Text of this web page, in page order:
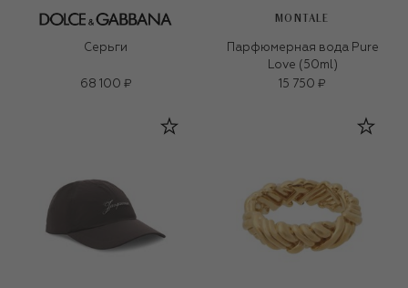
Серьги
68 100 ₽
MONTALE
Парфюмерная вода Pure
Love (50ml)
15 750 ₽